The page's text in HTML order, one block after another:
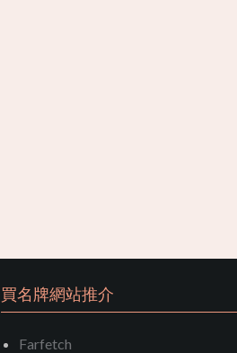
買名牌網站推介
Farfetch